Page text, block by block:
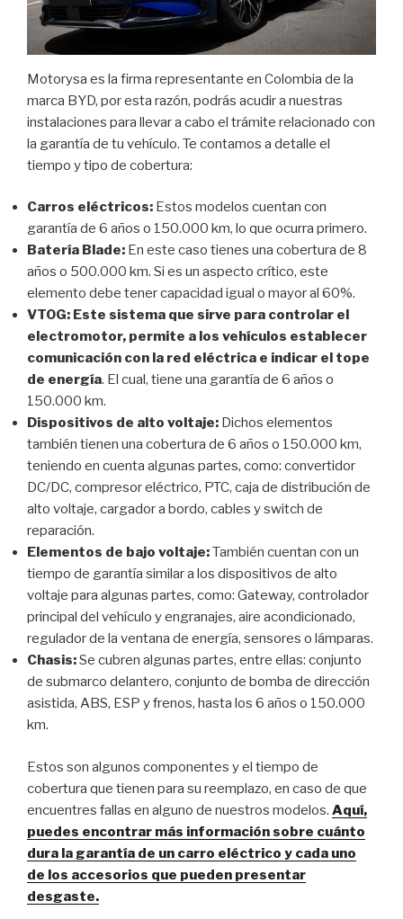
Motorysa es la firma representante en Colombia de la
marca BYD, por esta razón, podrás acudir a nuestras
instalaciones para llevar a cabo el trámite relacionado con
la garantía de tu vehículo. Te contamos a detalle el
tiempo y tipo de cobertura:
Carros eléctricos: Estos modelos cuentan con
garantía de 6 años o 150.000 km, lo que ocurra primero.
Batería Blade: En este caso tienes una cobertura de 8
años o 500.000 km. Si es un aspecto crítico, este
elemento debe tener capacidad igual o mayor al 60%.
VTOG: Este sistema que sirve para controlar el
electromotor, permite a los vehículos establecer
comunicación con la red eléctrica e indicar el tope
de energía. El cual, tiene una garantía de 6 años o
150.000 km.
Dispositivos de alto voltaje: Dichos elementos
también tienen una cobertura de 6 años o 150.000 km,
teniendo en cuenta algunas partes, como: convertidor
DC/DC, compresor eléctrico, PTC, caja de distribución de
alto voltaje, cargador a bordo, cables y switch de
reparación.
Elementos de bajo voltaje:También cuentan con un
tiempo de garantía similar a los dispositivos de alto
voltaje para algunas partes, como: Gateway, controlador
principal del vehículo y engranajes, aire acondicionado,
regulador de la ventana de energía, sensores o lámparas.
Chasis:Se cubren algunas partes, entre ellas: conjunto
de submarco delantero, conjunto de bomba de dirección
asistida, ABS, ESP y frenos, hasta los 6 años o 150.000
km.
Estos son algunos componentes y el tiempo de
cobertura que tienen para su reemplazo, en caso de que
encuentres fallas en alguno de nuestros modelos. Aquí,
puedes encontrar más información sobre cuánto
dura la garantía de un carro eléctrico y cada uno
de los accesorios que pueden presentar
desgaste.